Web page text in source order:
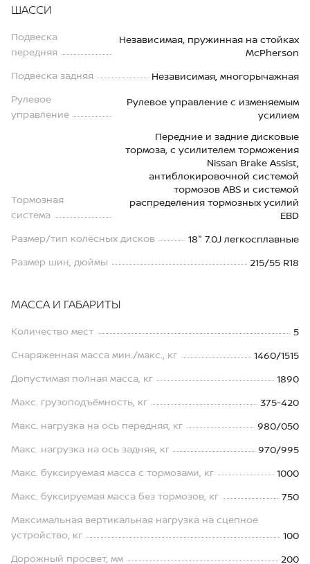
ШАССИ
Подвеска
передняя
Независимая, пружинная на стойках
McPherson
Подвеска задняя
Независимая, многорычажная
Рулевое
управление
Рулевое управление с изменяемым
усилием
Тормозная
система
Передние и задние дисковые
тормоза, с усилителем торможения
Nissan Brake Assist,
антиблокировочной системой
тормозов ABS и системой
распределения тормозных усилий
EBD
Размер/тип колёсных дисков
18" 7.0J легкосплавные
Размер шин, дюймы
215/55 R18
МАССА И ГАБАРИТЫ
Количество мест
5
Снаряженная масса мин./макс., кг
1460/1515
Допустимая полная масса, кг
1890
Макс. грузоподъёмность, кг
375-420
Макс. нагрузка на ось передняя, кг
980/050
Макс. нагрузка на ось задняя, кг
970/995
Макс. буксируемая масса с тормозами, кг
1000
Макс. буксируемая масса без тормозов, кг
750
Максимальная вертикальная нагрузка на сцепное
устройство, кг
100
Дорожный просвет, мм
200